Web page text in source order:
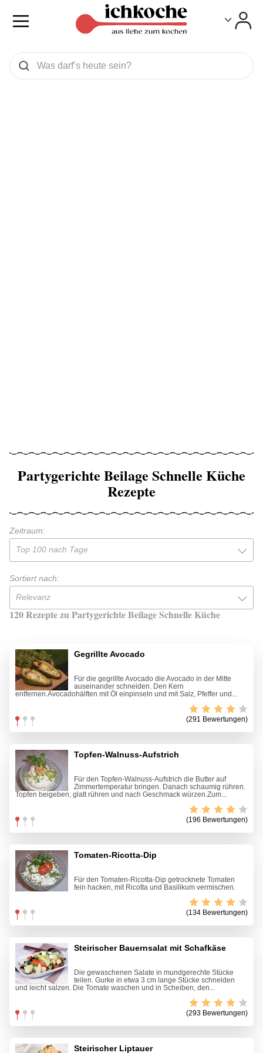
Was wollen Sie suchen
Suchen
Partygerichte Beilage Schnelle Küche
Rezepte
Zeitraum:
Top 100 nach Tage
Sortiert nach:
Relevanz
120 Rezepte zu Partygerichte Beilage Schnelle Küche
Gegrillte Avocado
Für die gegrillte Avocado die Avocado in der Mitte
auseinander schneiden. Den Kern
entfernen.Avocadohälften mit Öl einpinseln und mit Salz, Pfeffer und...
(291 Bewertungen)
Topfen-Walnuss-Aufstrich
Für den Topfen-Walnuss-Aufstrich die Butter auf
Zimmertemperatur bringen. Danach schaumig rühren.
Topfen beigeben, glatt rühren und nach Geschmack würzen.Zum...
(196 Bewertungen)
Tomaten-Ricotta-Dip
Für den Tomaten-Ricotta-Dip getrocknete Tomaten
fein hacken, mit Ricotta und Basilikum vermischen.
(134 Bewertungen)
Steirischer Bauernsalat mit Schafkäse
Die gewaschenen Salate in mundgerechte Stücke
teilen. Gurke in etwa 3 cm lange Stücke schneiden
und leicht salzen. Die Tomate waschen und in Scheiben, den...
(293 Bewertungen)
Steirischer Liptauer